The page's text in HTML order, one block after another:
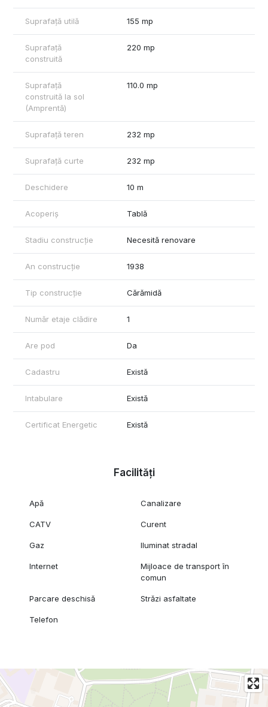
Suprafață utilă 155 mp
Suprafață
construită
220 mp
Suprafață
construită la sol
(Amprentă)
110.0 mp
Suprafață teren 232 mp
Suprafață curte 232 mp
Deschidere 10 m
Acoperiș Tablă
Stadiu construcție Necesită renovare
An construcție 1938
Tip construcție Cărămidă
Număr etaje clădire 1
Are pod Da
Cadastru Există
Intabulare Există
Certificat Energetic Există
Facilități
Apă Canalizare
CATV Curent
Gaz Iluminat stradal
Internet
Mijloace de transport în
comun
Parcare deschisă Străzi asfaltate
Telefon